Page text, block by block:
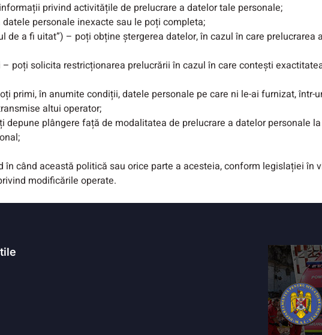
privind activitățile de prelucrare a datelor tale personale;
personale inexacte sau le poți completa;
de a fi uitat”) – poți obține ștergerea datelor, în cazul în care
poți solicita restricționarea prelucrării în cazul în care contești
primi, în anumite condiții, datele personale pe care ni le-ai furnizat,
altui operator;
depune plângere față de modalitatea de prelucrare a datelor personale
în când această politică sau orice parte a acesteia, conform legislației în
modificările operate.